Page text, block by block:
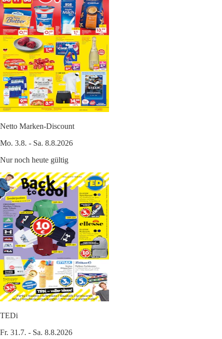
Netto Marken-Discount
Mo. 3.8. - Sa. 8.8.2026
Nur noch heute gültig
TEDi
Fr. 31.7. - Sa. 8.8.2026